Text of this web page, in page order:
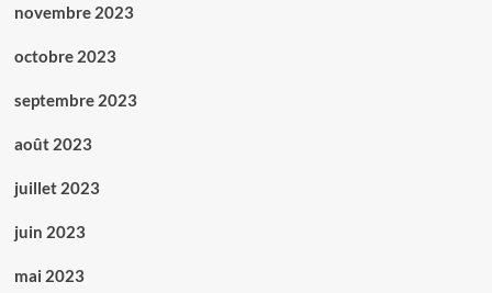
novembre 2023
octobre 2023
septembre 2023
août 2023
juillet 2023
juin 2023
mai 2023